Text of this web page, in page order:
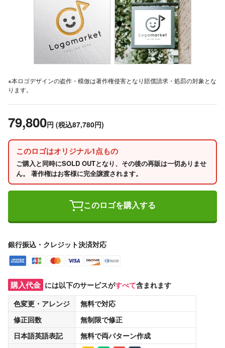
※本ロゴデザインの盗作・模倣は著作権侵害となり賠償請求・処罰の対象とな
ります。
79,800円 (税込87,780円)
このロゴはオリジナル1点もの
ご購入と同時にSOLD OUTとなり、その後の再販は一切ありませ
ん。 著作権はお客様に完全譲渡されます。
このロゴを購入する
銀行振込・クレジット決済対応
購入代金 には以下のサービスがすべて含まれます
色変更・アレンジ
無料で対応
修正回数
無制限で修正
日本語英語表記
無料で両パターン作成